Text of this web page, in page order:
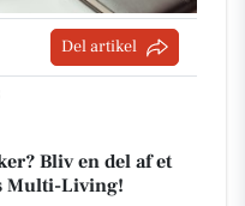
Del artikel
Bliv en del af et
Multi-Living!